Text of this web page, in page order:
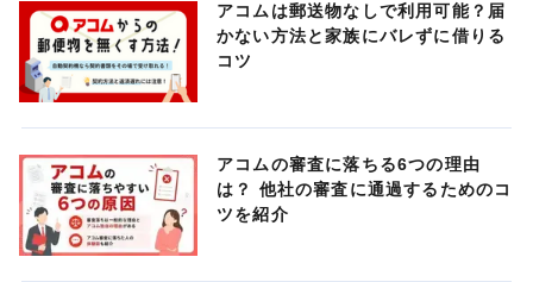
アコムは郵送物なしで利用可能？届
かない方法と家族にバレずに借りる
コツ
アコムの審査に落ちる6つの理由
は？ 他社の審査に通過するためのコ
ツを紹介